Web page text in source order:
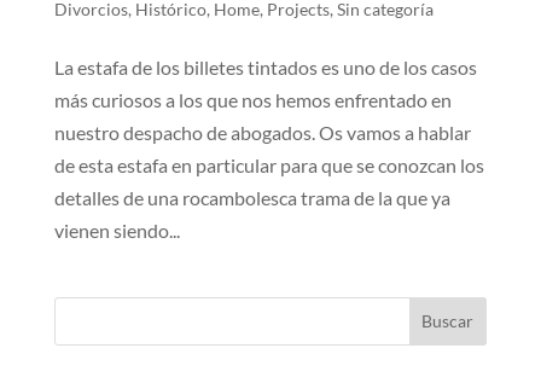
Divorcios, Histórico, Home, Projects, Sin categoría
La estafa de los billetes tintados es uno de los casos
más curiosos a los que nos hemos enfrentado en
nuestro despacho de abogados. Os vamos a hablar
de esta estafa en particular para que se conozcan los
detalles de una rocambolesca trama de la que ya
vienen siendo...